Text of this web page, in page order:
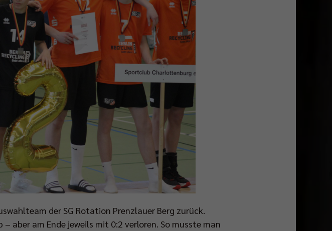
der SG Rotation Prenzlauer Berg zurück.
aber am Ende jeweils mit 0:2 verloren. So musste man